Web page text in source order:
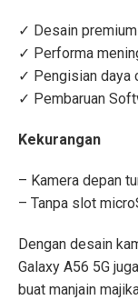
✓ Desain
✓ Performa
✓ Pengisian daya
✓ Pembaruan
Kekurangan
– Kamera depan
– Tanpa slot
Dengan desain
Galaxy A56 5G
buat manjain